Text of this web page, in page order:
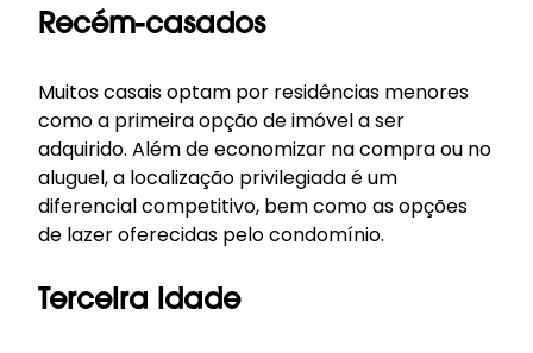
Recém-casados
Muitos casais optam por residências menores
como a primeira opção de imóvel a ser
adquirido. Além de economizar na compra ou no
aluguel, a localização privilegiada é um
diferencial competitivo, bem como as opções
de lazer oferecidas pelo condomínio.
Terceira idade